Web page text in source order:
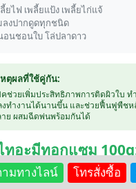
ลี้ยไฟ เพลี้ยแป้ง เพลี้ยไก่แจ้
ลงปากดูดทุกชนิด
อนชอนใบ โล่ปลาดาว
หตุผลที่ใช้คู่กัน:
ช่วยเพิ่มประสิทธิภาพการติดผิวใบ ท
งทำงานได้นานขึ้น และช่วยฟื้นฟูพืชห
ย ผสมฉีดพ่นพร้อมกันได้
ทอะมีทอกแซม
| ฮิวมิค 1kg: 250
ามทางไลน์ โทรสั่งซื้อ